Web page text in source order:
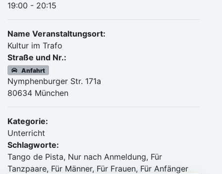
19:00 - 20:15
Name Veranstaltungsort:
Kultur im Trafo
Straße und Nr.:
Anfahrt
Nymphenburger Str. 171a
80634 München
Kategorie:
Unterricht
Schlagworte:
Tango de Pista, Nur nach Anmeldung, Für
Tanzpaare, Für Männer, Für Frauen, Für Anfänger